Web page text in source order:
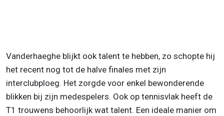
Vanderhaeghe blijkt ook talent te hebben, zo schopte hij
het recent nog tot de halve finales met zijn
interclubploeg. Het zorgde voor enkel bewonderende
blikken bij zijn medespelers. Ook op tennisvlak heeft de
T1 trouwens behoorlijk wat talent. Een ideale manier om